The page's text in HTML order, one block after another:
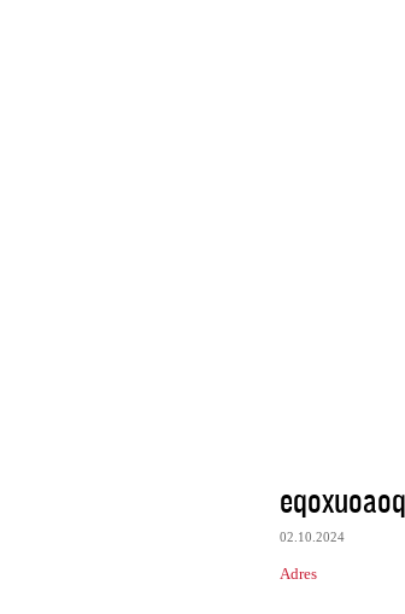
eqoxuoaoq
02.10.2024
Adres